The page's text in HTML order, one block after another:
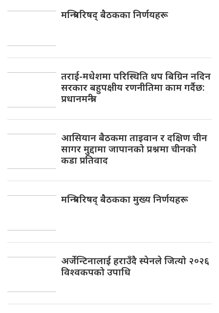
मन्त्रिपरिषद् बैठकका निर्णयहरू
तराई-मधेशमा परिस्थिति थप बिग्रिन नदिन
सरकार बहुपक्षीय रणनीतिमा काम गर्दैछ:
प्रधानमन्त्री
आसियान बैठकमा ताइवान र दक्षिण चीन
सागर मुद्दामा जापानको प्रश्नमा चीनको
कडा प्रतिवाद
मन्त्रिपरिषद् बैठकका मुख्य निर्णयहरू
अर्जेन्टिनालाई हराउँदै स्पेनले जित्यो २०२६
विश्वकपको उपाधि